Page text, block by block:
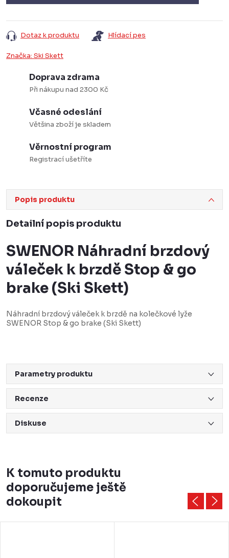
Dotaz k produktu Hlídací pes
Značka: Ski Skett
Doprava zdrama
Při nákupu nad 2300 Kč
Včasné odeslání
Většina zboží je skladem
Věrnostní program
Registrací ušetříte
Popis produktu
Detailní popis produktu
SWENOR Náhradní brzdový
váleček k brzdě Stop & go
brake (Ski Skett)
Náhradní brzdový váleček k brzdě na kolečkové lyže
SWENOR Stop & go brake (Ski Skett)
Parametry produktu
Recenze
Diskuse
K tomuto produktu
doporučujeme ještě
dokoupit